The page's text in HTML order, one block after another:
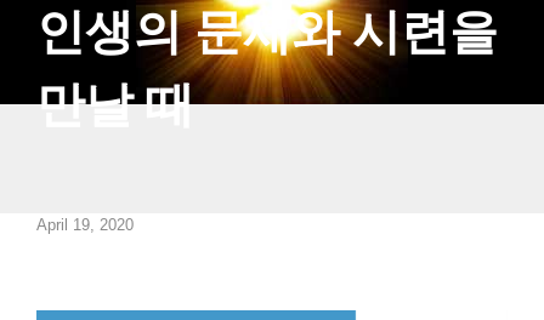
인생의 문제와 시련을
만날 때
April 19, 2020